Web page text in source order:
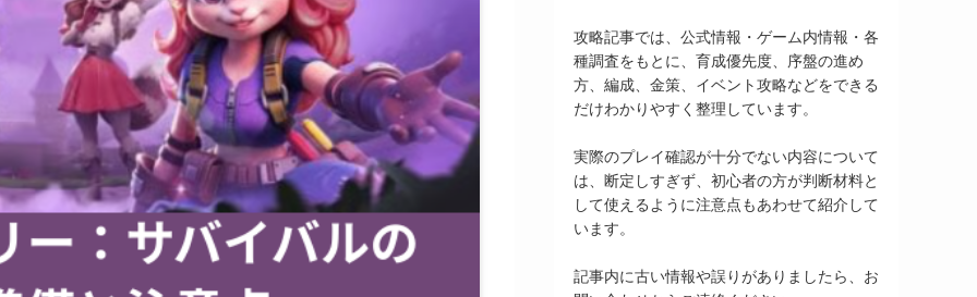
攻略記事では、公式情報・ゲーム内情報・各
種調査をもとに、育成優先度、序盤の進め
方、編成、金策、イベント攻略などをできる
だけわかりやすく整理しています。
実際のプレイ確認が十分でない内容について
は、断定しすぎず、初心者の方が判断材料と
して使えるように注意点もあわせて紹介して
います。
記事内に古い情報や誤りがありましたら、お